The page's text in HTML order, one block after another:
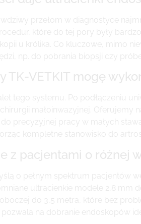
przełom w diagnostyce
które do tej pory były
u królika. Co kluczowe, mimo
np. do pobrania biopsji czy
TK-VETKIT mogę
tego systemu. Po podłączeniu
małoinwazyjnej.
precyzyjnej pracy w małych
kompletne stanowisko do
z pacjentami o różnej
o pełnym spektrum pacjentów
ultracienkie modele 2,8 mm
do 3,5 metra, które bez
na dobranie endoskopów